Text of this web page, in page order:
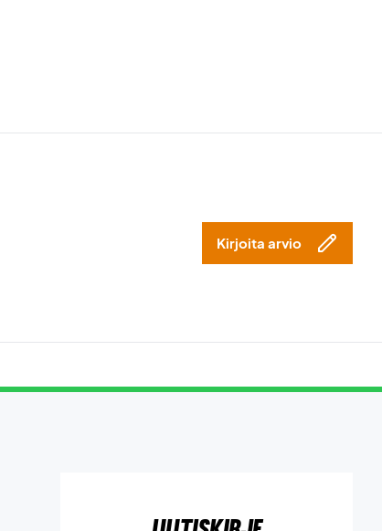
Kirjoita arvio